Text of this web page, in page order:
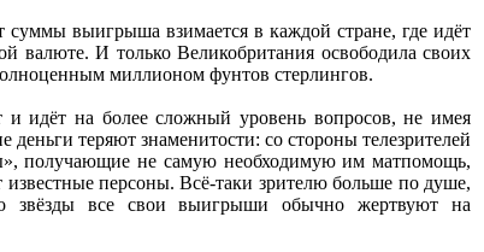
выигрыша взимается в каждой стране, где идёт
валюте. И только Великобритания освободила своих
миллионом фунтов стерлингов.
и идёт на более сложный уровень вопросов, не имея
теряют знаменитости: со стороны телезрителей
получающие не самую необходимую им матпомощь,
известные персоны. Всё-таки зрителю больше по душе,
все свои выигрыши обычно жертвуют на